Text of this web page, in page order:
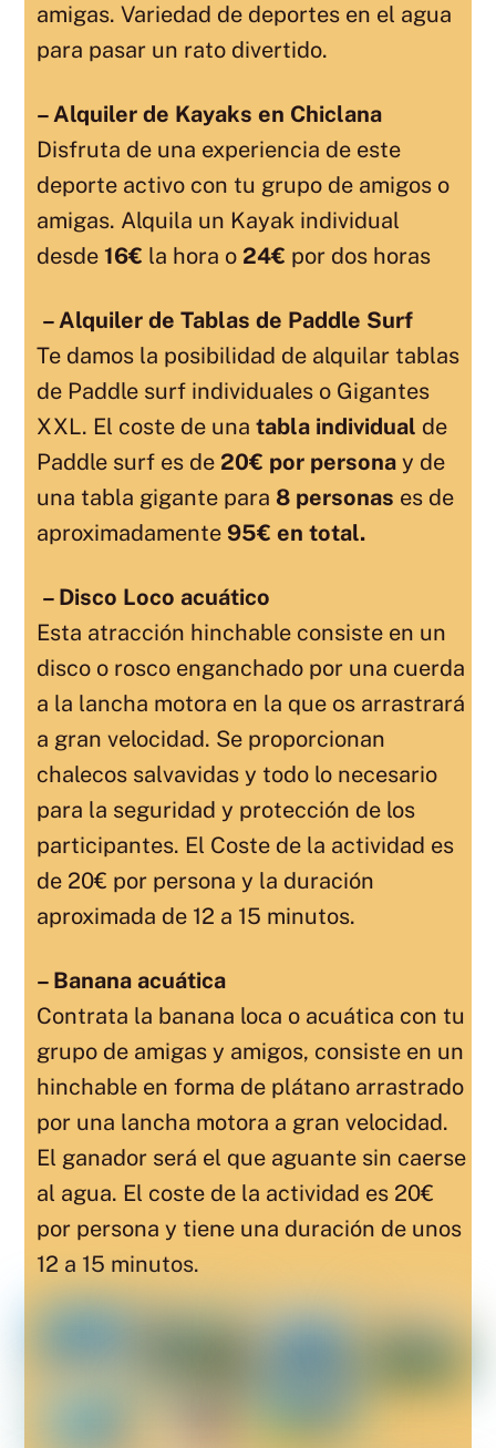
amigas. Variedad de deportes en el agua
para pasar un rato divertido.
– Alquiler de Kayaks en Chiclana
Disfruta de una experiencia de este
deporte activo con tu grupo de amigos o
amigas. Alquila un Kayak individual
desde16€ la hora o 24€ por dos horas
– Alquiler de Tablas de Paddle Surf
Te damos la posibilidad de alquilar tablas
de Paddle surf individuales o Gigantes
XXL. El coste de unatabla individual de
Paddle surf es de 20€ por persona y de
una tabla gigante para 8 personas es de
aproximadamente 95€ en total.
– Disco Loco acuático
Esta atracción hinchable consiste en un
disco o rosco enganchado por una cuerda
a la lancha motora en la que os arrastrará
a gran velocidad. Se proporcionan
chalecos salvavidas y todo lo necesario
para la seguridad y protección de los
participantes. El Coste de la actividad es
de 20€ por persona y la duración
aproximada de 12 a 15 minutos.
– Banana acuática
Contrata la banana loca o acuática con tu
grupo de amigas y amigos, consiste en un
hinchable en forma de plátano arrastrado
por una lancha motora a gran velocidad.
El ganador será el que aguante sin caerse
al agua. El coste de la actividad es 20€
por persona y tiene una duración de unos
12 a 15 minutos.